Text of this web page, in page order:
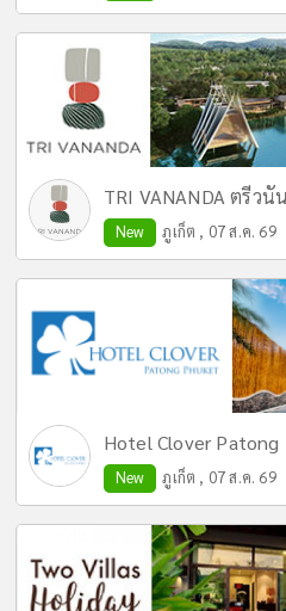
TRI VANANDA ตรีวนั
New ภูเก็ต , 07 ส.ค. 69
Hotel Clover
New ภูเก็ต , 07 ส.ค. 69